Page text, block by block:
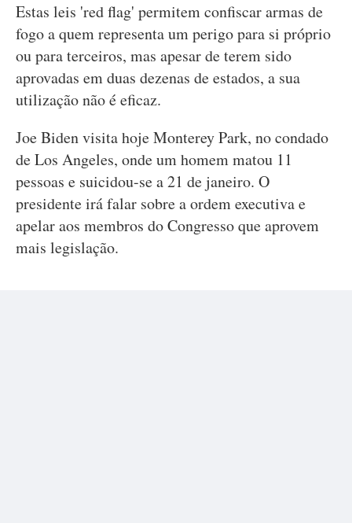
Estas leis 'red flag' permitem confiscar armas de
fogo a quem representa um perigo para si próprio
ou para terceiros, mas apesar de terem sido
aprovadas em duas dezenas de estados, a sua
utilização não é eficaz.
Joe Biden visita hoje Monterey Park, no condado
de Los Angeles, onde um homem matou 11
pessoas e suicidou-se a 21 de janeiro. O
presidente irá falar sobre a ordem executiva e
apelar aos membros do Congresso que aprovem
mais legislação.